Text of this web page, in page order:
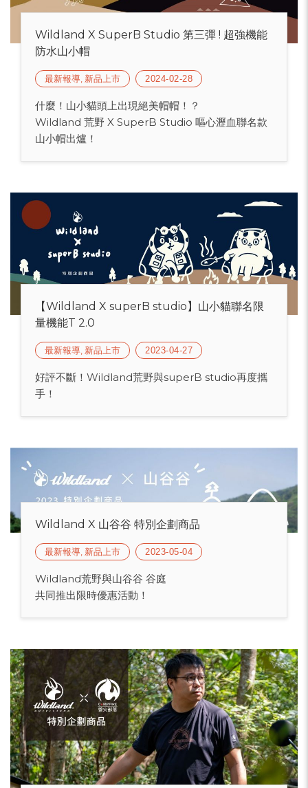
Wildland X SuperB Studio 第三彈 ! 超強機能
防水山小帽
最新報導, 新品上市 2024-02-28
什麼！山小貓頭上出現絕美帽帽！？
Wildland 荒野 X SuperB Studio 嘔心瀝血聯名款
山小帽出爐！
【Wildland X superB studio】山小貓聯名限
量機能T 2.0
最新報導, 新品上市 2023-04-27
好評不斷！Wildland荒野與superB studio再度攜
手！
Wildland X 山谷谷 特別企劃商品
最新報導, 新品上市 2023-05-04
Wildland荒野與山谷谷 谷庭
共同推出限時優惠活動！